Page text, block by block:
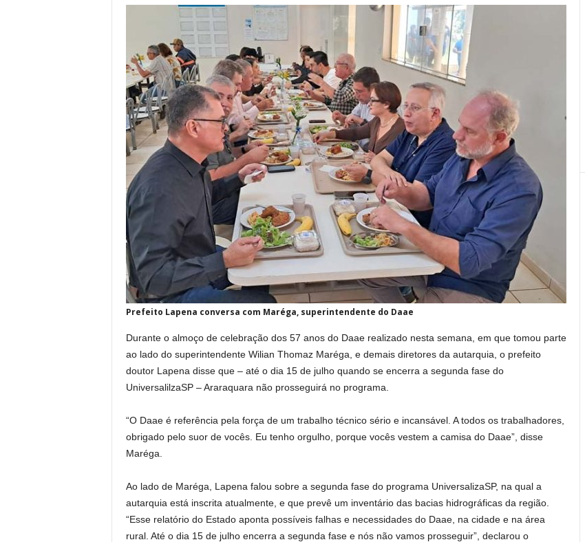
Prefeito Lapena conversa com Maréga, superintendente do Daae
Durante o almoço de celebração dos 57 anos do Daae realizado nesta semana, em que tomou parte
ao lado do superintendente Wilian Thomaz Maréga, e demais diretores da autarquia, o prefeito
doutor Lapena disse que – até o dia 15 de julho quando se encerra a segunda fase do
UniversalilzaSP – Araraquara não prosseguirá no programa.
“O Daae é referência pela força de um trabalho técnico sério e incansável. A todos os trabalhadores,
obrigado pelo suor de vocês. Eu tenho orgulho, porque vocês vestem a camisa do Daae”, disse
Maréga.
Ao lado de Maréga, Lapena falou sobre a segunda fase do programa UniversalizaSP, na qual a
autarquia está inscrita atualmente, e que prevê um inventário das bacias hidrográficas da região.
“Esse relatório do Estado aponta possíveis falhas e necessidades do Daae, na cidade e na área
rural. Até o dia 15 de julho encerra a segunda fase e nós não vamos prosseguir”, declarou o